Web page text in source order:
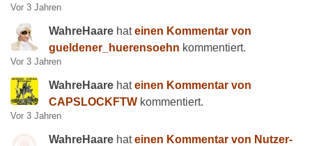
Vor 3 Jahren
WahreHaare hateinen Kommentar von
gueldener_huerensoehn kommentiert.
Vor 3 Jahren
WahreHaare hateinen Kommentar von
CAPSLOCKFTW kommentiert.
Vor 3 Jahren
WahreHaare hateinen Kommentar von Nutzer-